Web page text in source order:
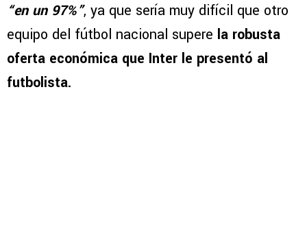
“en un 97%”, ya que sería muy difícil que otro
equipo del fútbol nacional supere la robusta
oferta económica que Inter le presentó al
futbolista.